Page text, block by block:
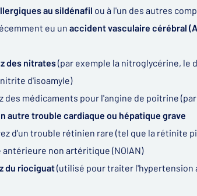
au sildénafil ou à l'un des autres
eu un accident vasculaire cérébral
des nitrates(par exemple la nitroglycérine, le
d'isoamyle)
des médicaments pour l'angine de poitrine
autre trouble cardiaque ou hépatique grave
d'un trouble rétinien rare (tel que la rétinite
antérieure non artéritique (NOIAN)
du riociguat(utilisé pour traiter